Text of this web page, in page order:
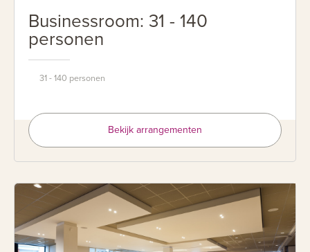
Businessroom: 31 - 140
personen
31 - 140 personen
Bekijk arrangementen